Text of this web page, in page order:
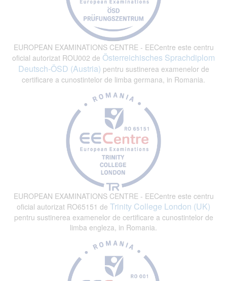
EUROPEAN EXAMINATIONS CENTRE - EECentre este centru
oficial autorizat ROU002 de Österreichisches Sprachdiplom
Deutsch-ÖSD (Austria) pentru sustinerea examenelor de
certificare a cunostintelor de limba germana, in Romania.
EUROPEAN EXAMINATIONS CENTRE - EECentre este centru
oficial autorizat RO65151 de Trinity College London (UK)
pentru sustinerea examenelor de certificare a cunostintelor de
limba engleza, in Romania.